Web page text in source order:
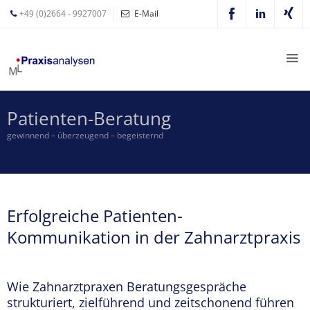
+49 (0)2664 - 9927007 E-Mail
Patienten-Beratung
gewinnend – überzeugend – begeisternd
Erfolgreiche Patienten-
Kommunikation in der Zahnarztpraxis
Wie Zahnarztpraxen Beratungsgespräche
strukturiert, zielführend und zeitschonend führen
Leyer
Expertisen
Betriebswirtschaftliche
Beratung für
Zahnarzt-
MVZ
Konzept